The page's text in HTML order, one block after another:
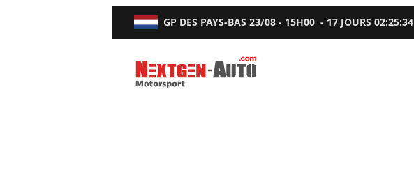
GP DES PAYS-BAS 23/08 - 15H00 - 17 JOURS02:25:33
Nextgen-Auto.com